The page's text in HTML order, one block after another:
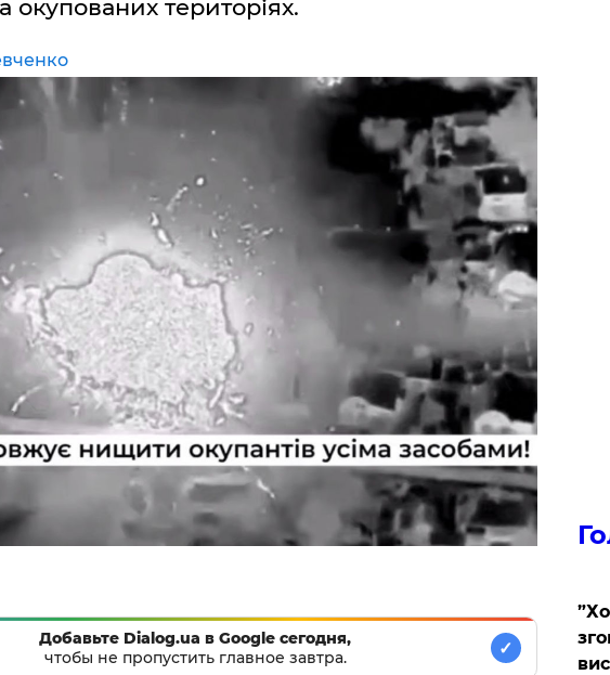
окупованих територіях.
Добавьте Dialog.ua в Google сегодня,
чтобы не пропустить главное завтра.
✓